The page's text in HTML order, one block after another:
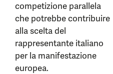
competizione parallela
che potrebbe contribuire
alla scelta del
rappresentante italiano
per la manifestazione
europea.